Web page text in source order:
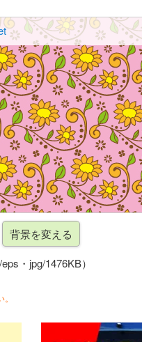
eps・jpg/1476KB）